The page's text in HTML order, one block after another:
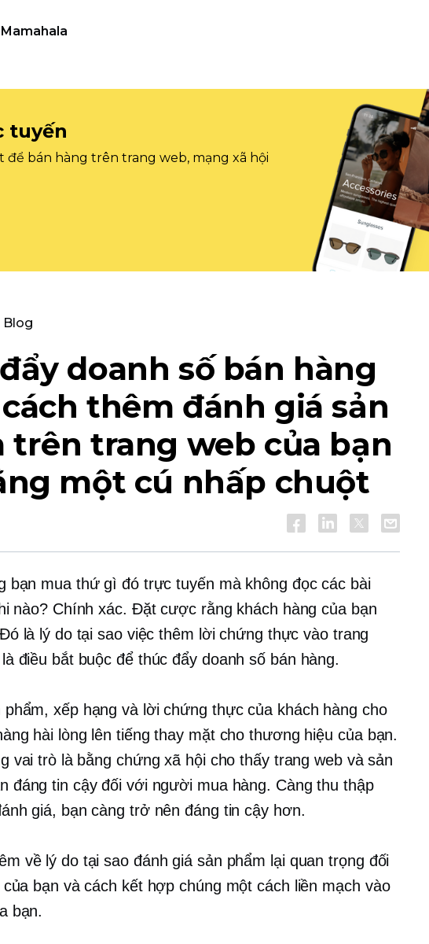
Mamahala
tuyến
bán hàng trên trang web, mạng xã hội
Blog
doanh số bán hàng
thêm đánh giá sản
trên trang web của bạn
một cú nhấp chuột
bạn mua thứ gì đó trực tuyến mà không đọc các bài
nào? Chính xác. Đặt cược rằng khách hàng của bạn
là lý do tại sao việc thêm lời chứng thực vào trang
điều bắt buộc để thúc đẩy doanh số bán hàng.
xếp hạng và lời chứng thực của khách hàng cho
hài lòng lên tiếng thay mặt cho thương hiệu của bạn.
vai trò là bằng chứng xã hội cho thấy trang web và sản
đáng tin cậy đối với người mua hàng. Càng thu thập
giá, bạn càng trở nên đáng tin cậy hơn.
về lý do tại sao đánh giá sản phẩm lại quan trọng đối
bạn và cách kết hợp chúng một cách liền mạch vào
bạn.